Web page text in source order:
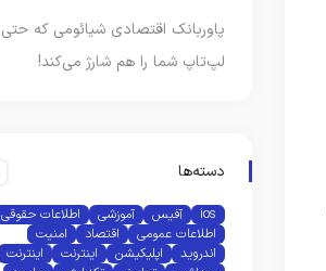
پاوربانک اقتصادی شیائومی که حتی
لپ‌تاپ شما را هم شارژ می‌کند!
دسته‌ها
ios آفیس آموزشی
اطلاعات حقوقی
اطلاعات عمومی
اقتصاد
امنیت
اندروید
اپلیکیشن اینترنت
اینترنت